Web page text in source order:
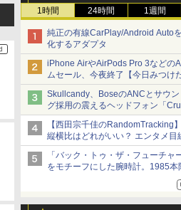
1時間 24時間 1週間
純正の有線CarPlay/Android Auto
化するアダプタ
iPhone AirやAirPods Pro 3などの
ムセール、今夜終了【今日みつけ
品】
Skullcandy、BoseのANCとサウン
グ採用の震えるヘッドフォン「
ANC」
【西田宗千佳のRandomTracking】
縦横比はどれがいい？ エンタメ目
サムスン新「Galaxy Z Fold」
「バック・トゥ・ザ・フューチャ
をモチーフにした腕時計。1985本